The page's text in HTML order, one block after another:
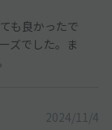
も良かったで
ズでした。ま
2024/11/4